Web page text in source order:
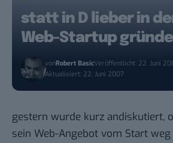
statt in D lieber in
Web-Startup
vonRobert BasicVeröffentlicht: 22. Juni
Aktualisiert: 22. Juni 2007
gestern wurde kurz andiskutiert,
sein Web-Angebot vom Start weg